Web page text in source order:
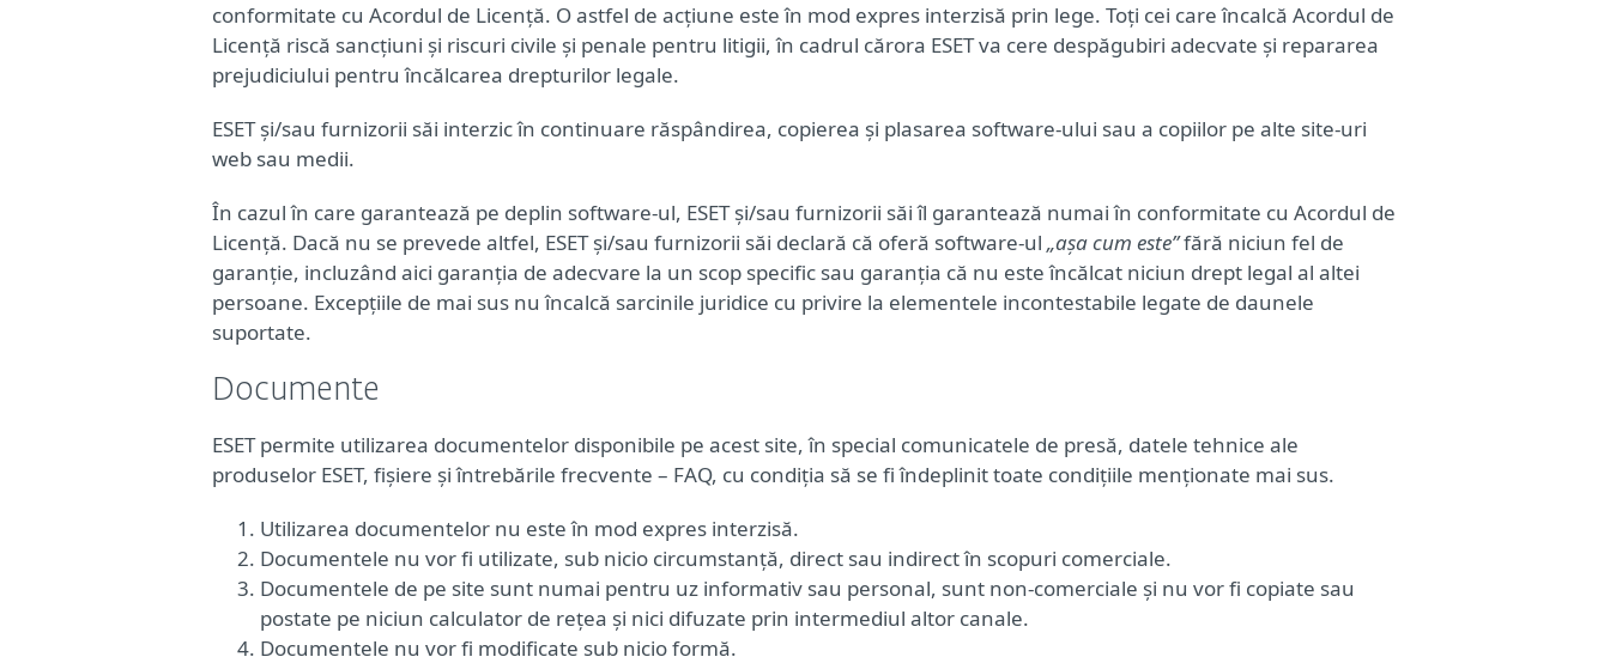
conformitate cu Acordul de Licență. O astfel de acțiune este în mod expres interzisă prin lege. Toți cei care încalcă Acordul de
Licență riscă sancțiuni și riscuri civile și penale pentru litigii, în cadrul cărora ESET va cere despăgubiri adecvate și repararea
prejudiciului pentru încălcarea drepturilor legale.
ESET și/sau furnizorii săi interzic în continuare răspândirea, copierea și plasarea software-ului sau a copiilor pe alte site-uri
web sau medii.
În cazul în care garantează pe deplin software-ul, ESET și/sau furnizorii săi îl garantează numai în conformitate cu Acordul de
Licență. Dacă nu se prevede altfel, ESET și/sau furnizorii săi declară că oferă software-ul „așa cum este”fără niciun fel de
garanție, incluzând aici garanția de adecvare la un scop specific sau garanția că nu este încălcat niciun drept legal al altei
persoane. Excepțiile de mai sus nu încalcă sarcinile juridice cu privire la elementele incontestabile legate de daunele
suportate.
Documente
ESET permite utilizarea documentelor disponibile pe acest site, în special comunicatele de presă, datele tehnice ale
produselor ESET, fișiere și întrebările frecvente – FAQ, cu condiția să se fi îndeplinit toate condițiile menționate mai sus.
Utilizarea documentelor nu este în mod expres interzisă.
Documentele nu vor fi utilizate, sub nicio circumstanță, direct sau indirect în scopuri comerciale.
Documentele de pe site sunt numai pentru uz informativ sau personal, sunt non-comerciale și nu vor fi copiate sau
postate pe niciun calculator de rețea și nici difuzate prin intermediul altor canale.
Documentele nu vor fi modificate sub nicio formă.